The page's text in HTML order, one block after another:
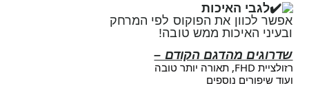
לגבי האיכות
אפשר לכוון את הפוקוס לפי המרחק
ובעיני האיכות ממש טובה!
שדרוגים מהדגם הקודם –
רזולציית FHD, תאורה יותר טובה
ועוד שיפורים נוספים